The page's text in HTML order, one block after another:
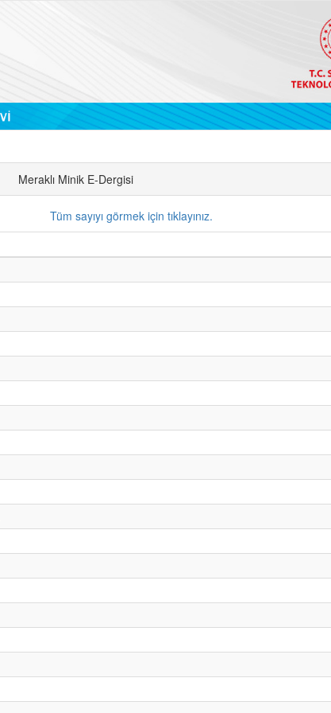
Meraklı Minik E-Dergisi
Tüm sayıyı görmek için tıklayınız.